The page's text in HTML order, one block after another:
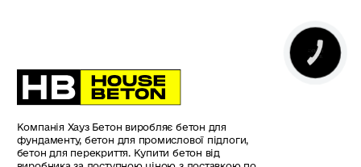
Компанія Хауз Бетон виробляє бетон для
фундаменту, бетон для промислової підлоги,
бетон для перекриття. Купити бетон від
КНОПКА
ЗВ'ЯЗКУ